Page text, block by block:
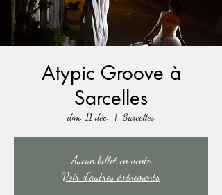
Atypic Groove à
Sarcelles
dim. 11 déc.
  |
Sarcelles
Aucun billet en vente
Voir d'autres événements